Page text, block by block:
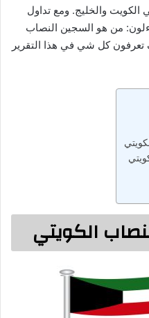
الكويت والخليج. ومع تداول
من هو السجين النصاب
كل شي في هذا التقرير
الكويتي